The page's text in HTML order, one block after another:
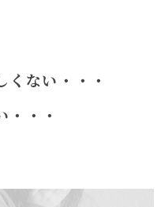
ない・・・
・・